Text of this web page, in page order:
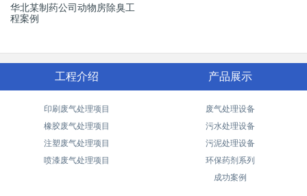
华北某制药公司动物房除臭工
程案例
工程介绍
印刷废气处理项目
橡胶废气处理项目
注塑废气处理项目
喷漆废气处理项目
产品展示
废气处理设备
污水处理设备
污泥处理设备
环保药剂系列
成功案例